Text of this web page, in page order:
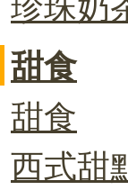
甜食
甜食
西式甜